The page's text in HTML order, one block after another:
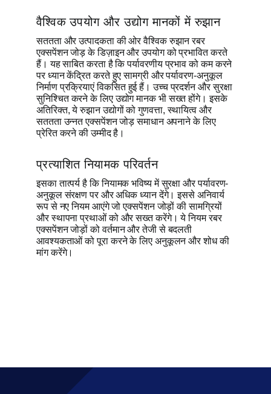
वैश्विक उपयोग और उद्योग मानकों में रुझान
सततता और उत्पादकता की ओर वैश्विक रुझान रबर
एक्सपेंशन जोड़ के डिज़ाइन और उपयोग को प्रभावित करते
हैं। यह साबित करता है कि पर्यावरणीय प्रभाव को कम करने
पर ध्यान केंद्रित करते हुए सामग्री और पर्यावरण-अनुकूल
निर्माण प्रक्रियाएं विकसित हुई हैं। उच्च प्रदर्शन और सुरक्षा
सुनिश्चित करने के लिए उद्योग मानक भी सख्त होंगे। इसके
अतिरिक्त, ये रुझान उद्योगों को गुणवत्ता, स्थायित्व और
सततता उन्नत एक्सपेंशन जोड़ समाधान अपनाने के लिए
प्रेरित करने की उम्मीद है।
प्रत्याशित नियामक परिवर्तन
इसका तात्पर्य है कि नियामक भविष्य में सुरक्षा और पर्यावरण-
अनुकूल संरक्षण पर और अधिक ध्यान देंगे। इससे अनिवार्य
रूप से नए नियम आएंगे जो एक्सपेंशन जोड़ों की सामग्रियों
और स्थापना प्रथाओं को और सख्त करेंगे। ये नियम रबर
एक्सपेंशन जोड़ों को वर्तमान और तेजी से बदलती
आवश्यकताओं को पूरा करने के लिए अनुकूलन और शोध की
मांग करेंगे।